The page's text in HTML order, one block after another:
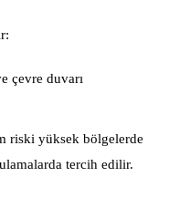
çevre duvarı
riski yüksek bölgelerde
tercih edilir.